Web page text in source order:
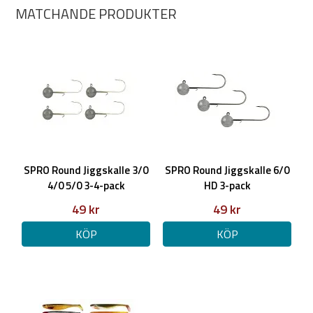
MATCHANDE PRODUKTER
SPRO Round Jiggskalle 3/0
4/0 5/0 3-4-pack
49 kr
KÖP
SPRO Round Jiggskalle 6/0
HD 3-pack
49 kr
KÖP